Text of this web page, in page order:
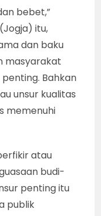
bebet,”
itu,
dan baku
masyarakat
Bahkan
unsur kualitas
memenuhi
atau
budi-
penting itu
publik